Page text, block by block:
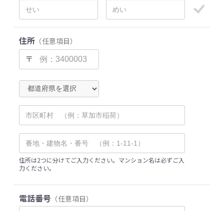
住所 （任意項目）
〒
住所は2つに分けてご入力ください。マンション名は必ずご入
力ください。
電話番号 （任意項目）